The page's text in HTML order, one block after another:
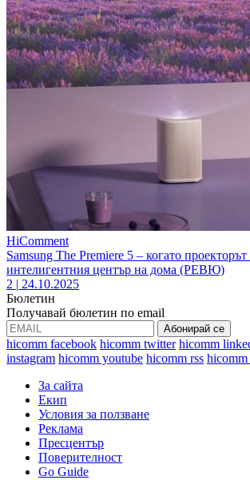
HiComment
Samsung The Premiere 5 – когато
интелигентния център на дома (РЕВЮ)
2 | 24.10.2025
Бюлетин
Получавай бюлетин по email
hicomm facebook hicomm twitter hicomm
instagram hicomm youtube hicomm rss hicomm
За сайта
Екип
Условия за ползване
Реклама
Пресцентър
Поверителност
Go Guide